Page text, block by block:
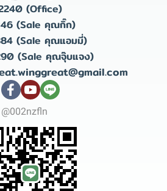
(Office)
(Sale คุณกิ๊ก)
(Sale คุณแอมมี่)
(Sale คุณจุ๊บแจง)
@002nzfln